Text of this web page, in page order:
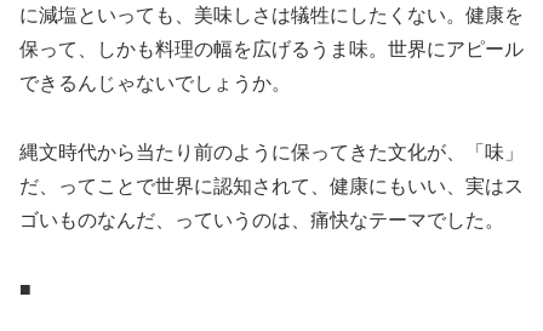
に減塩といっても、美味しさは犠牲にしたくない。健康を
保って、しかも料理の幅を広げるうま味。世界にアピール
できるんじゃないでしょうか。
縄文時代から当たり前のように保ってきた文化が、「味」
だ、ってことで世界に認知されて、健康にもいい、実はス
ゴいものなんだ、っていうのは、痛快なテーマでした。
■